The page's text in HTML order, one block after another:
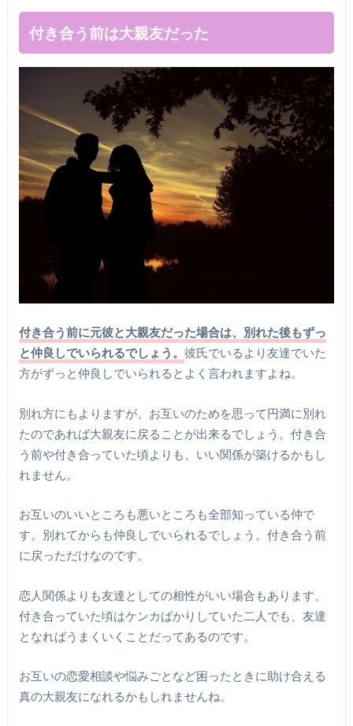
付き合う前は大親友だった
付き合う前に元彼と大親友だった場合は、別れた後もずっ
と仲良しでいられるでしょう。 彼氏でいるより友達でいた
方がずっと仲良しでいられるとよく言われますよね。
別れ方にもよりますが、お互いのためを思って円満に別れ
たのであれば大親友に戻ることが出来るでしょう。付き合
う前や付き合っていた頃よりも、いい関係が築けるかもし
れません。
お互いのいいところも悪いところも全部知っている仲で
す。別れてからも仲良しでいられるでしょう。付き合う前
に戻っただけなのです。
恋人関係よりも友達としての相性がいい場合もあります。
付き合っていた頃はケンカばかりしていた二人でも、友達
となればうまくいくことだってあるのです。
お互いの恋愛相談や悩みごとなど困ったときに助け合える
真の大親友になれるかもしれませんね。